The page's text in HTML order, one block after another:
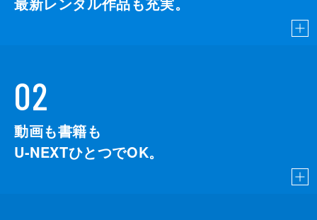
02
動画も書籍も
U-NEXTひとつでOK。